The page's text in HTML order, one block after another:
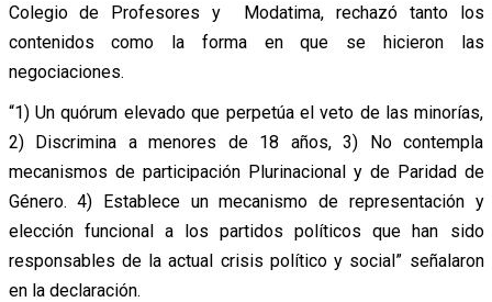
Colegio de Profesores y Modatima, rechazó tanto los
contenidos como la forma en que se hicieron las
negociaciones.
“1) Un quórum elevado que perpetúa el veto de las minorías,
2) Discrimina a menores de 18 años, 3) No contempla
mecanismos de participación Plurinacional y de Paridad de
Género. 4) Establece un mecanismo de representación y
elección funcional a los partidos políticos que han sido
responsables de la actual crisis político y social” señalaron
en la declaración.